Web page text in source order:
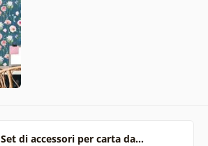
Set di accessori per carta da…